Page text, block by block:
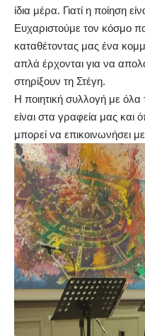
ίδια μέρα. Γιατί η ποίηση
Ευχαριστούμε τον κόσμο
καταθέτοντας μας ένα
απλά έρχονται για να
στηρίξουν τη Στέγη.
Η ποιητική συλλογή με
είναι στα γραφεία μας και
μπορεί να επικοινωνήσει